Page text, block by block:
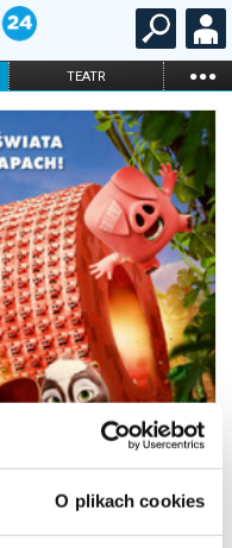
O plikach cookies
TEATR ...
STAND-UP
KARNETY